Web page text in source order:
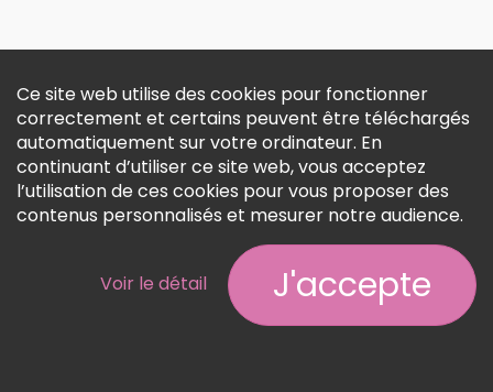
Ce site web utilise des cookies pour fonctionner
correctement et certains peuvent être téléchargés
automatiquement sur votre ordinateur. En
continuant d’utiliser ce site web, vous acceptez
l’utilisation de ces cookies pour vous proposer des
contenus personnalisés et mesurer notre audience.
Voir le détail J'accepte